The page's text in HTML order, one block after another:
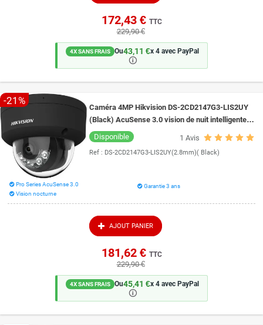
172,43 € TTC
229,90 €
4X SANS FRAIS Ou43,11 €x 4 avec PayPal
🛈
-21%
Caméra 4MP Hikvision DS-2CD2147G3-LIS2UY
(Black) AcuSense 3.0 vision de nuit intelligente
30 mètres ColorVu 3.0
1 Avis
Disponible
Ref : DS-2CD2147G3-LIS2UY(2.8mm)( Black)
Pro Series AcuSense 3.0
Vision nocturne
Garantie 3 ans
AJOUT PANIER
181,62 € TTC
229,90 €
4X SANS FRAIS Ou45,41 €x 4 avec PayPal
🛈